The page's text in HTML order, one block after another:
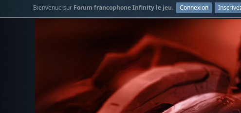
Bienvenue sur Forum francophone Infinity le jeu. Connexion